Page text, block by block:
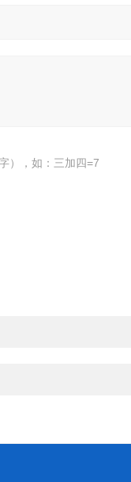
），如：三加四=7